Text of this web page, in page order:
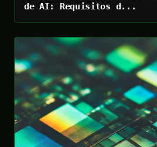
de AI: Requisitos d...